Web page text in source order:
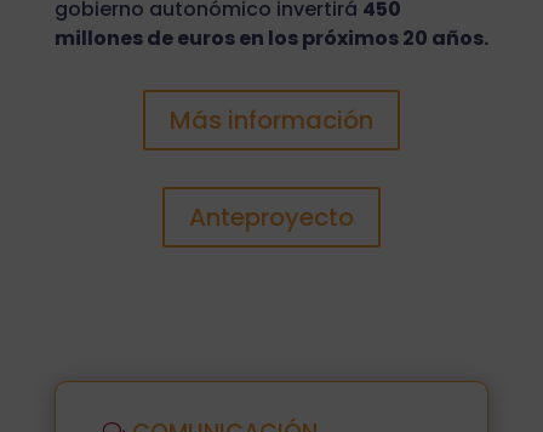
gobierno autonómico invertirá 450
millones de euros en los próximos 20 años.
Más información
Anteproyecto